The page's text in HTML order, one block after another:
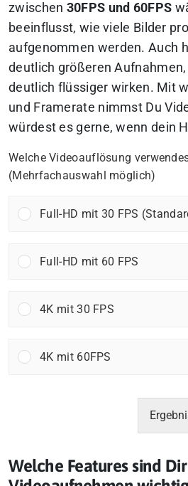
zwischen 30FPS und 60FPS
beeinflusst, wie viele Bilder
aufgenommen werden. Auch
deutlich größeren
deutlich flüssiger wirken. Mit
und Framerate nimmst Du
würdest es gerne, wenn dein
Welche Videoauflösung
(Mehrfachauswahl möglich)
Full-HD mit 30 FPS
Full-HD mit 60 FPS
4K mit 30 FPS
4K mit 60FPS
Welche Features sind